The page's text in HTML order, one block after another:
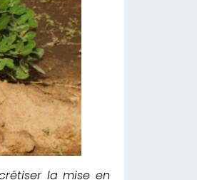
la mise en